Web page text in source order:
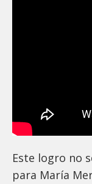
Este logro no
para María